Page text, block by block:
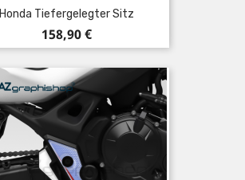
Honda Tiefergelegter Sitz
Preis
158,90 €